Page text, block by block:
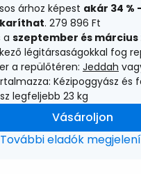
árhoz képest akár 34 %
. 279 896 Ft
a szeptember és március
légitársaságokkal fog
a repülőtéren: Jeddah
Kézipoggyász és
legfeljebb 23 kg
Vásároljon
További eladók